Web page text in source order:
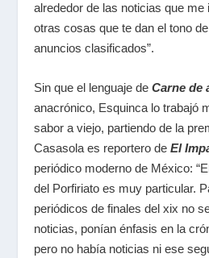
alrededor de las noticias que
otras cosas que te dan el tono
anuncios clasificados”.
Sin que el lenguaje deCarne de
anacrónico, Esquinca lo trabajó
sabor a viejo, partiendo de la
Casasola es reportero de El
periódico moderno de México:
del Porfiriato es muy particular.
periódicos de finales del xix no
noticias, ponían énfasis en la
pero no había noticias ni ese